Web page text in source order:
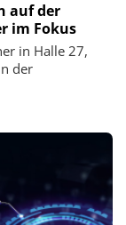
auf der
im Fokus
in Halle 27,
der